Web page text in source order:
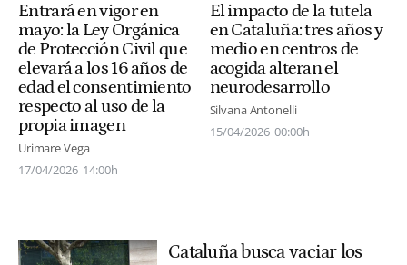
Entrará en vigor en
mayo: la Ley Orgánica
de Protección Civil que
elevará a los 16 años de
edad el consentimiento
respecto al uso de la
propia imagen
Urimare Vega
17/04/2026 14:00h
El impacto de la tutela
en Cataluña: tres años y
medio en centros de
acogida alteran el
neurodesarrollo
Silvana Antonelli
15/04/2026 00:00h
Cataluña busca vaciar los